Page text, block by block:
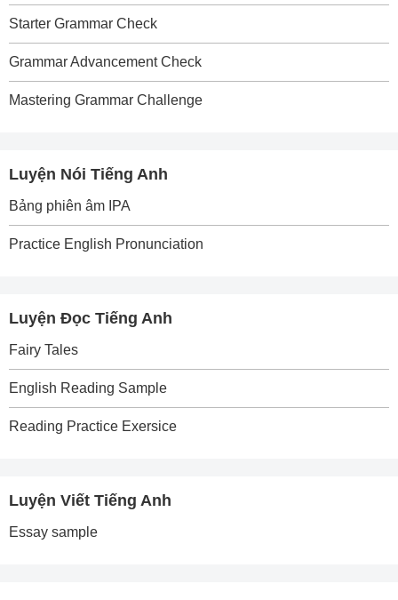
Starter Grammar Check
Grammar Advancement Check
Mastering Grammar Challenge
Luyện Nói Tiếng Anh
Bảng phiên âm IPA
Practice English Pronunciation
Luyện Đọc Tiếng Anh
Fairy Tales
English Reading Sample
Reading Practice Exersice
Luyện Viết Tiếng Anh
Essay sample